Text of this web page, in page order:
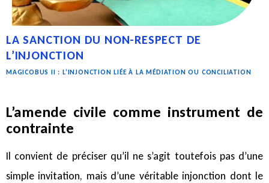
LA SANCTION DU NON-RESPECT DE
L’INJONCTION
MAGICOBUS II : L’INJONCTION LIÉE À LA MÉDIATION OU CONCILIATION
L’amende civile comme instrument de
contrainte
Il convient de préciser qu’il ne s’agit toutefois pas d’une
simple invitation, mais d’une véritable injonction dont le